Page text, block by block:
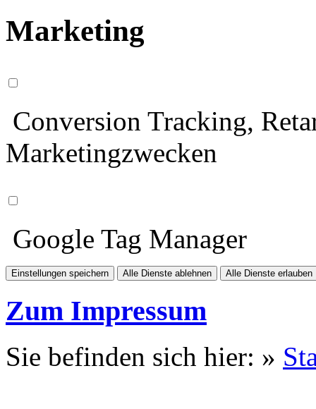
Marketing
Conversion Tracking,
Marketingzwecken
Google Tag Manager
Einstellungen speichern Alle Dienste ablehnen Alle Dienste erlauben
Zum Impressum
Sie befinden sich hier: »